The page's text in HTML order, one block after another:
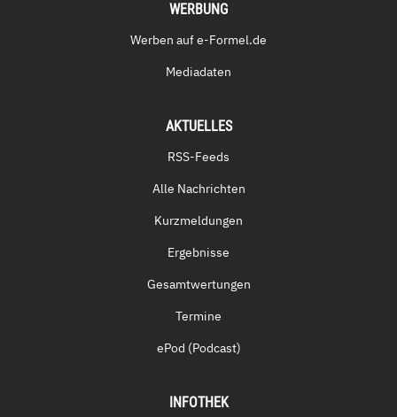
WERBUNG
Werben auf e-Formel.de
Mediadaten
AKTUELLES
RSS-Feeds
Alle Nachrichten
Kurzmeldungen
Ergebnisse
Gesamtwertungen
Termine
ePod (Podcast)
INFOTHEK